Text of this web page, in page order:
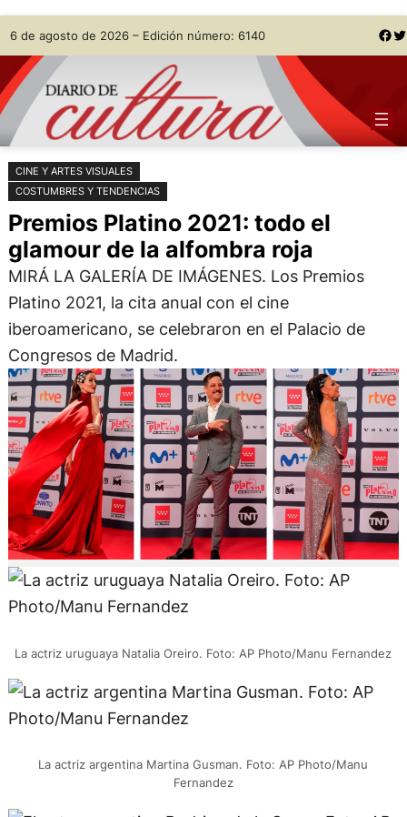
Saltar
al
contenido
Skip
to
content
6 de agosto de 2026 – Edición número: 6140 Facebook Twitter
CINE Y ARTES VISUALES
COSTUMBRES Y TENDENCIAS
Premios Platino 2021: todo el
glamour de la alfombra roja
MIRÁ LA GALERÍA DE IMÁGENES. Los Premios
Platino 2021, la cita anual con el cine
iberoamericano, se celebraron en el Palacio de
Congresos de Madrid.
La actriz uruguaya Natalia Oreiro. Foto: AP Photo/Manu Fernandez
La actriz argentina Martina Gusman. Foto: AP Photo/Manu
Fernandez